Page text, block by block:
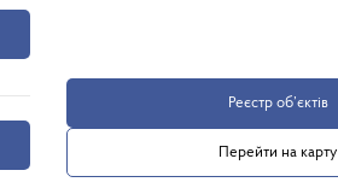
Реєстр об’єктів
Перейти на карту